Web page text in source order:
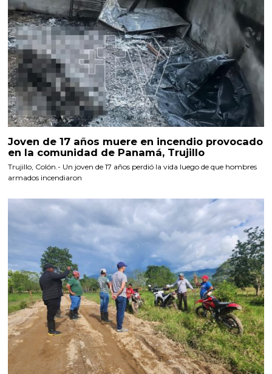
Joven de 17 años muere en incendio provocado
en la comunidad de Panamá, Trujillo
Trujillo, Colón.- Un joven de 17 años perdió la vida luego de que hombres
armados incendiaron